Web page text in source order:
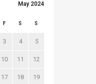
May 2024
F S S
3 4 5
10 11 12
17 18 19